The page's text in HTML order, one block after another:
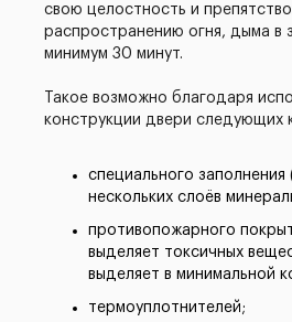
свою целостность и
распространению огня, дыма в
минимум 30 минут.
Такое возможно благодаря
конструкции двери следующих
специального заполнения
нескольких слоёв
противопожарного
выделяет токсичных
выделяет в минимальной
термоуплотнителей;